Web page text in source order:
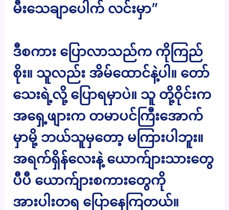
မီးသေချာပေါက် လင်းမှာ”
ဒီစကား ပြောလာသည်က ကိုကြည်
စိုး။ သူလည်း အိမ်ထောင်နဲ့ပါ။ တော်
သေးရဲ့လို့ ပြောရမှာပဲ။ သူ တို့ဝိုင်းက
အရှေ့ဖျားက တမာပင်ကြီးအောက်
မှာမို့ ဘယ်သူမှတော့ မကြားပါဘူး။
အရက်ရှိန်လေးနဲ့ ယောက်ျားသားတွေ
ပီပီ ယောက်ျားစကားတွေကို
အားပါးတရ ပြောနေကြတယ်။